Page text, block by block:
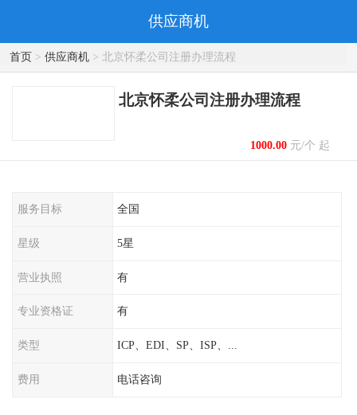
供应商机
首页> 供应商机> 北京怀柔公司注册办理流程
北京怀柔公司注册办理流程
1000.00元/个 起
服务目标 全国
星级 5星
营业执照 有
专业资格证 有
类型 ICP、EDI、SP、ISP、...
费用 电话咨询